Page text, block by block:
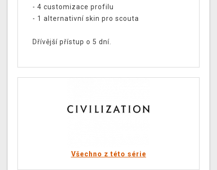
- 4 customizace profilu
- 1 alternativní skin pro scouta
Dřívější přístup o 5 dní.
Všechno z této série